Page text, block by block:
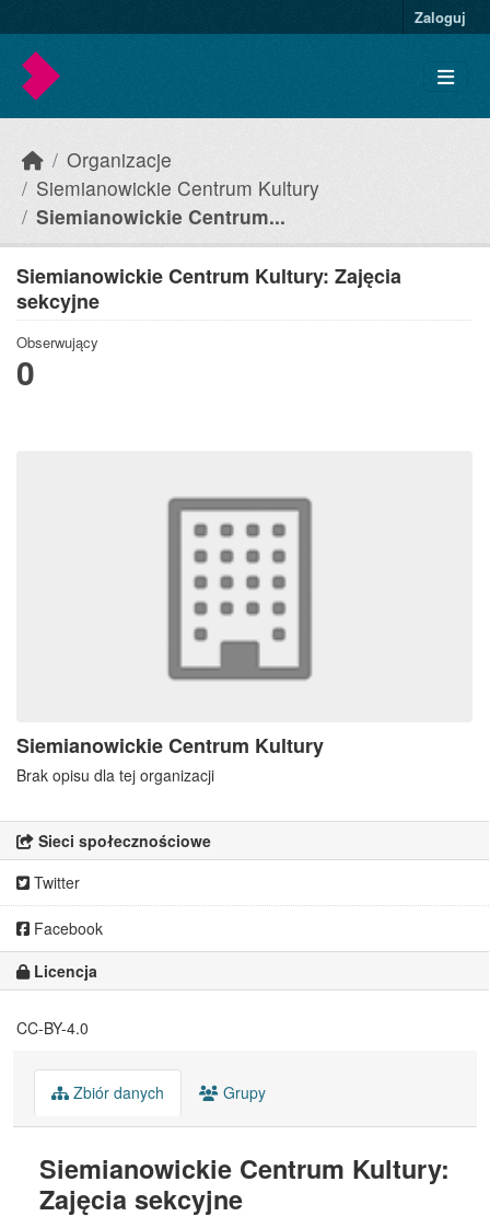
Zaloguj
Organizacje
Siemianowickie Centrum Kultury
Siemianowickie Centrum...
Siemianowickie Centrum Kultury: Zajęcia
sekcyjne
Obserwujący
0
Siemianowickie Centrum Kultury
Brak opisu dla tej organizacji
Sieci społecznościowe
Twitter
Facebook
Licencja
CC-BY-4.0
Zbiór danych Grupy
Siemianowickie Centrum Kultury:
Zajęcia sekcyjne